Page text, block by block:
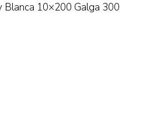
Blanca 10×200 Galga 300